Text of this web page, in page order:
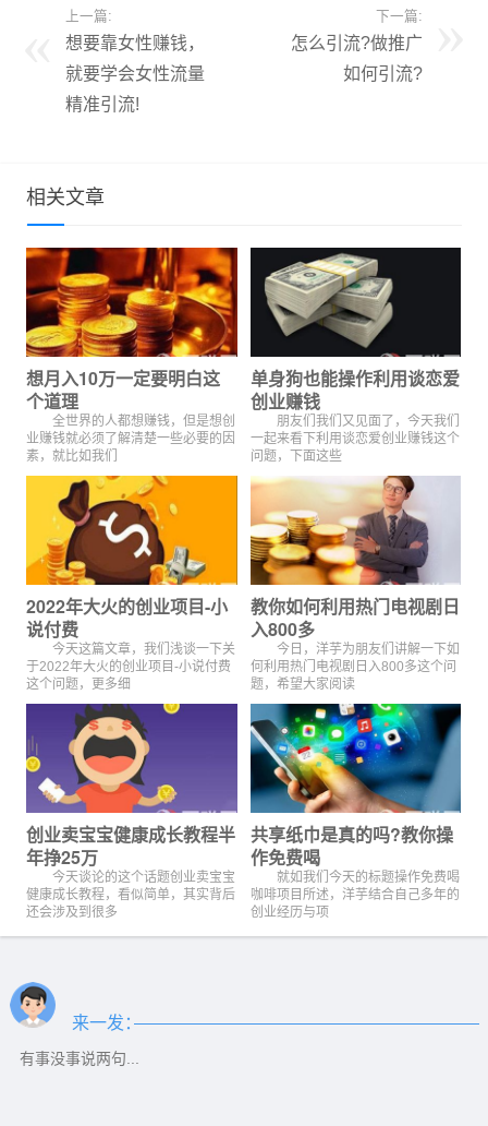
上一篇:
想要靠女性赚钱，
就要学会女性流量
精准引流!
下一篇:
怎么引流?做推广
如何引流?
相关文章
想月入10万一定要明白这
个道理
全世界的人都想赚钱，但是想创
业赚钱就必须了解清楚一些必要的因
素，就比如我们
单身狗也能操作利用谈恋爱
创业赚钱
朋友们我们又见面了，今天我们
一起来看下利用谈恋爱创业赚钱这个
问题，下面这些
2022年大火的创业项目-小
说付费
今天这篇文章，我们浅谈一下关
于2022年大火的创业项目-小说付费
这个问题，更多细
教你如何利用热门电视剧日
入800多
今日，洋芋为朋友们讲解一下如
何利用热门电视剧日入800多这个问
题，希望大家阅读
创业卖宝宝健康成长教程半
年挣25万
今天谈论的这个话题创业卖宝宝
健康成长教程，看似简单，其实背后
还会涉及到很多
共享纸巾是真的吗?教你操
作免费喝
就如我们今天的标题操作免费喝
咖啡项目所述，洋芋结合自己多年的
创业经历与项
来一发：